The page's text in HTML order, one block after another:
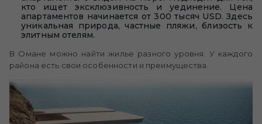
кто ищет эксклюзивность и уединение. Цена
апартаментов начинается от 300 тысяч USD. Здесь
уникальная природа, частные пляжи, близость к
элитным отелям.
В Омане можно найти жилье разного уровня. У каждого
района есть свои особенности и преимущества.